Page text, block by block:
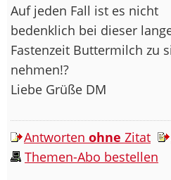
Auf jeden Fall ist es nicht
bedenklich bei dieser
Fastenzeit Buttermilch zu
nehmen!?
Liebe Grüße DM
Antworten ohne Zitat
Themen-Abo bestellen